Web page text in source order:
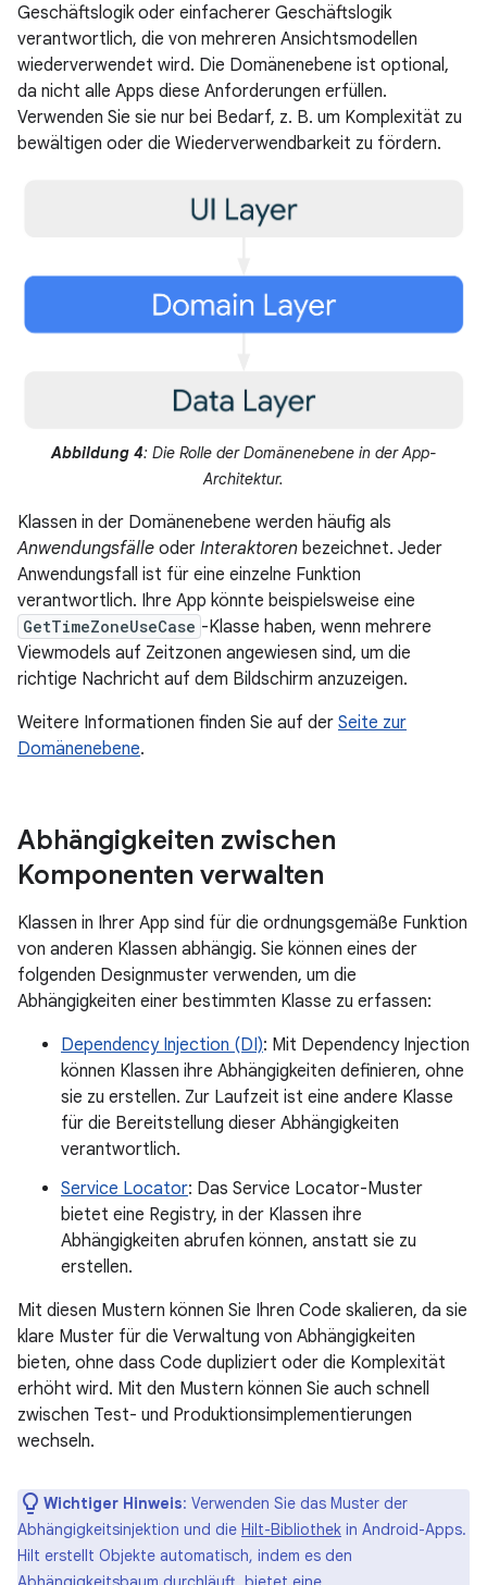
Geschäftslogik oder einfacherer Geschäftslogik
verantwortlich, die von mehreren Ansichtsmodellen
wiederverwendet wird. Die Domänenebene ist optional,
da nicht alle Apps diese Anforderungen erfüllen.
Verwenden Sie sie nur bei Bedarf, z. B. um Komplexität zu
bewältigen oder die Wiederverwendbarkeit zu fördern.
Abbildung 4: Die Rolle der Domänenebene in der App-
Architektur.
Klassen in der Domänenebene werden häufig als
Anwendungsfälle oder Interaktoren bezeichnet. Jeder
Anwendungsfall ist für eine einzelne Funktion
verantwortlich. Ihre App könnte beispielsweise eine
GetTimeZoneUseCase -Klasse haben, wenn mehrere
Viewmodels auf Zeitzonen angewiesen sind, um die
richtige Nachricht auf dem Bildschirm anzuzeigen.
Weitere Informationen finden Sie auf der Seite zur
Domänenebene.
Abhängigkeiten zwischen
Komponenten verwalten
Klassen in Ihrer App sind für die ordnungsgemäße Funktion
von anderen Klassen abhängig. Sie können eines der
folgenden Designmuster verwenden, um die
Abhängigkeiten einer bestimmten Klasse zu erfassen:
Dependency Injection (DI): Mit Dependency Injection
können Klassen ihre Abhängigkeiten definieren, ohne
sie zu erstellen. Zur Laufzeit ist eine andere Klasse
für die Bereitstellung dieser Abhängigkeiten
verantwortlich.
Service Locator: Das Service Locator-Muster
bietet eine Registry, in der Klassen ihre
Abhängigkeiten abrufen können, anstatt sie zu
erstellen.
Mit diesen Mustern können Sie Ihren Code skalieren, da sie
klare Muster für die Verwaltung von Abhängigkeiten
bieten, ohne dass Code dupliziert oder die Komplexität
erhöht wird. Mit den Mustern können Sie auch schnell
zwischen Test- und Produktionsimplementierungen
wechseln.
Wichtiger Hinweis: Verwenden Sie das Muster der
Abhängigkeitsinjektion und die Hilt-Bibliothek in Android-Apps.
Hilt erstellt Objekte automatisch, indem es den